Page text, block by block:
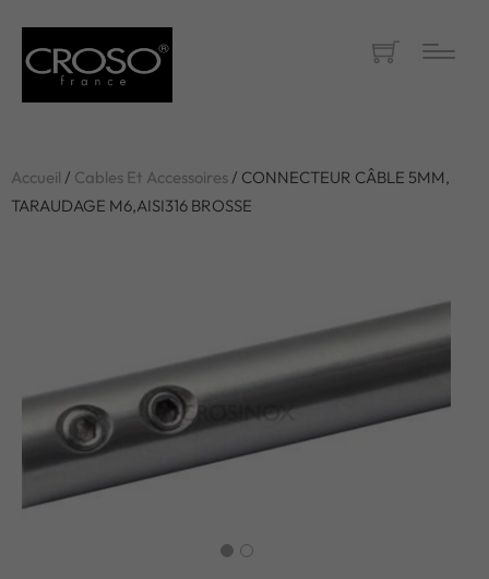
Accueil / Cables Et Accessoires/ CONNECTEUR CÂBLE 5MM,
TARAUDAGE M6,AISI316 BROSSE